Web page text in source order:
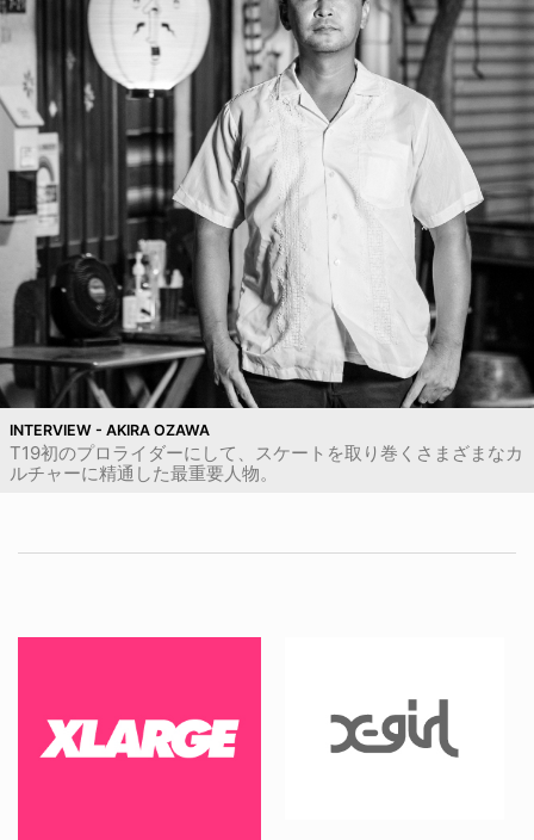
INTERVIEW - AKIRA OZAWA
T19初のプロライダーにして、スケートを取り巻くさまざまなカ
ルチャーに精通した最重要人物。